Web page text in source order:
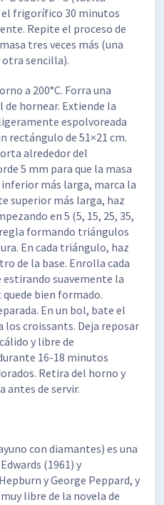
el frigorífico 30 minutos
Repite el proceso de
tres veces más (una
sencilla).
a 200°C. Forra una
de hornear. Extiende la
espolvoreada
rectángulo de 51×21 cm.
alrededor del
5 mm para que la masa
más larga, marca la
superior más larga, haz
en 5 (5, 15, 25, 35,
formando triángulos
En cada triángulo, haz
de la base. Enrolla cada
estirando suavemente la
bien formado.
En un bol, bate el
los croissants. Deja reposar
y libre de
16-18 minutos
Retira del horno y
antes de servir.
con diamantes) es una
(1961) y
y George Peppard, y
libre de la novela de